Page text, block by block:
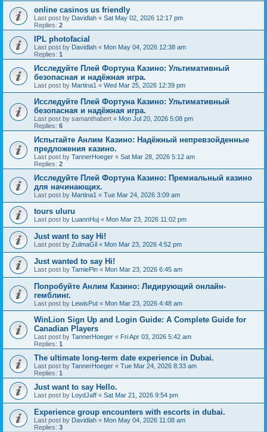
online casinos us friendly
Last post by Davidlah « Sat May 02, 2026 12:17 pm
Replies: 2
IPL photofacial
Last post by Davidlah « Mon May 04, 2026 12:38 am
Replies: 1
Исследуйте Плей Фортуна Казино: Ультимативный
безопасная и надёжная игра.
Last post by Martina1 « Wed Mar 25, 2026 12:39 pm
Исследуйте Плей Фортуна Казино: Ультимативный
безопасная и надёжная игра.
Last post by samanthabert « Mon Jul 20, 2026 5:08 pm
Replies: 6
Испытайте Анлим Казино: Надёжный непревзойденные
предложения казино.
Last post by TannerHoeger « Sat Mar 28, 2026 5:12 am
Replies: 2
Исследуйте Плей Фортуна Казино: Премиальный казино
для начинающих.
Last post by Martina1 « Tue Mar 24, 2026 3:09 am
tours uluru
Last post by LuannHuj « Mon Mar 23, 2026 11:02 pm
Just want to say Hi!
Last post by ZulmaGil « Mon Mar 23, 2026 4:52 pm
Just wanted to say Hi!
Last post by TamiePin « Mon Mar 23, 2026 6:45 am
Попробуйте Анлим Казино: Лидирующий онлайн-
гемблинг.
Last post by LewisPut « Mon Mar 23, 2026 4:48 am
WinLion Sign Up and Login Guide: A Complete Guide for
Canadian Players
Last post by TannerHoeger « Fri Apr 03, 2026 5:42 am
Replies: 1
The ultimate long-term date experience in Dubai.
Last post by TannerHoeger « Tue Mar 24, 2026 8:33 am
Replies: 1
Just want to say Hello.
Last post by LoydJaff « Sat Mar 21, 2026 9:54 pm
Experience group encounters with escorts in dubai.
Last post by Davidlah « Mon May 04, 2026 11:08 am
Replies: 3